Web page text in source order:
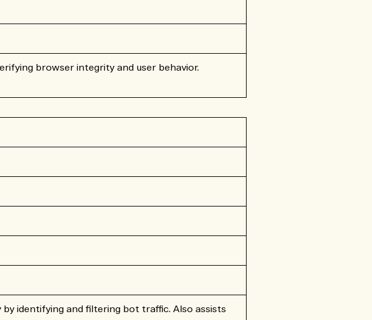
browser integrity and user behavior.
identifying and filtering bot traffic. Also assists